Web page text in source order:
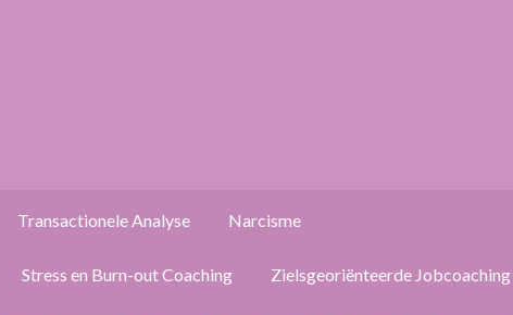
Transactionele Analyse Narcisme
Stress en Burn-out Coaching Zielsgeoriënteerde Jobcoaching